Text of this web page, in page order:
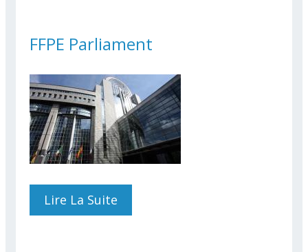
FFPE Parliament
Lire La Suite